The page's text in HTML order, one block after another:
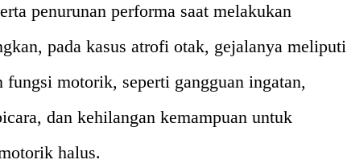
penurunan performa saat melakukan
pada kasus atrofi otak, gejalanya meliputi
motorik, seperti gangguan ingatan,
dan kehilangan kemampuan untuk
halus.